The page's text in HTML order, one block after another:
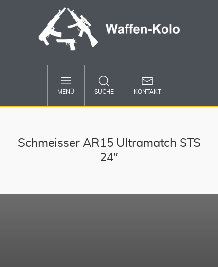
MENÜ SUCHE KONTAKT
Schmeisser AR15 Ultramatch STS
24″